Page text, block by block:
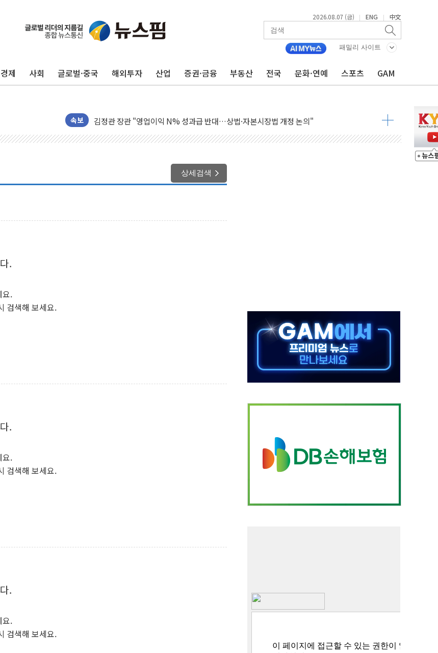
2026.08.07 (금) | ENG | 中文
패밀리 사이트
경제 사회 글로벌·중국 해외투자 산업 증권·금융 부동산 전국 문화·연예 스포츠 GAM
속보
리투아니아 국방 "러, 우크라 드론으로 나토 회원국 공격 검토… 거짓 깃발 작전"
구광모, 내주 실리콘밸리서 젠슨 황 재회…로봇·AI 데이터센터·모빌리티 구체화
김정관 장관 "영업이익 N% 성과급 반대…상법·자본시장법 개정 논의"
뉴욕증시 프리뷰, 미 주가선물 AI주 차익실현 속 혼조세...웨스턴디지털·샌디스크↓
금값 7주 만에 최고…美 고용 둔화·호르무즈 재개방 기대에 강세
[인도증시] 중동 긴장 완화에 실적 호조까지, 상승...호실적 보고 기업 상승세 뚜렷
주한미군 "오산기지 누출, 백린 아닌 무해한 표면 부식 물질"
구미 폐염산처리업체서 불 2시간30여분만에 진화...외국인 노동자 숨져
상세검색
.
요.
검색해 보세요.
.
요.
검색해 보세요.
.
요.
검색해 보세요.